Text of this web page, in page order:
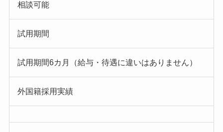
相談可能
試用期間
試用期間6カ月（給与・待遇に違いはありません）
外国籍採用実績